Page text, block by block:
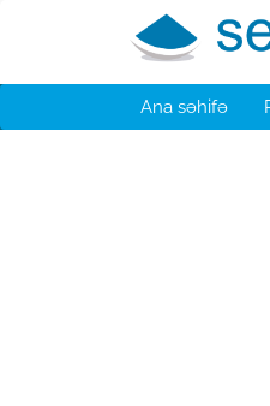
Ana səhifə